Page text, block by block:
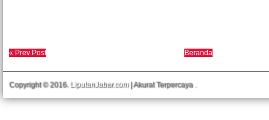
« Prev Post Beranda
Copyright © 2016. LiputanJabar.com| Akurat Terpercaya